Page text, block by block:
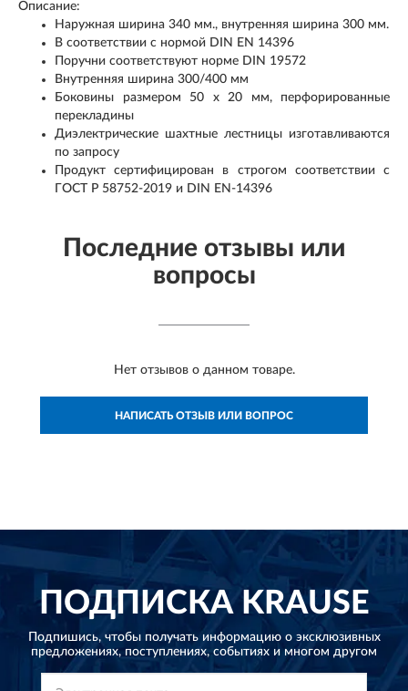
Описание:
Наружная ширина 340 мм., внутренняя ширина 300 мм.
В соответствии с нормой DIN EN 14396
Поручни соответствуют норме DIN 19572
Внутренняя ширина 300/400 мм
Боковины размером 50 х 20 мм, перфорированные
перекладины
Диэлектрические шахтные лестницы изготавливаются
по запросу
Продукт сертифицирован в строгом соответствии с
ГОСТ Р 58752-2019 и DIN EN-14396
Последние отзывы или
вопросы
Нет отзывов о данном товаре.
НАПИСАТЬ ОТЗЫВ ИЛИ ВОПРОС
ПОДПИСКАKRAUSE
Подпишись, чтобы получать информацию о эксклюзивных
предложениях, поступлениях, событиях и многом другом